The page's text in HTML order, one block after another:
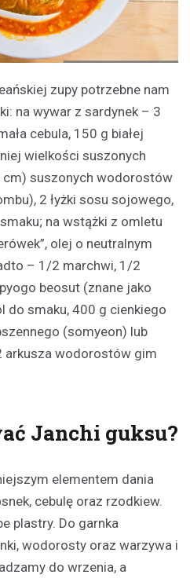
zupy potrzebne nam
na wywar z sardynek – 3
cebula, 150 g białej
wielkości suszonych
cm) suszonych wodorostów
2 łyżki sosu sojowego,
na wstążki z omletu
olej o neutralnym
– 1/2 marchwi, 1/2
beosut (znane jako
do smaku, 400 g cienkiego
(somyeon) lub
arkusza wodorostów gim
Janchi guksu?
elementem dania
cebulę oraz rzodkiew.
plastry. Do garnka
wodorosty oraz warzywa i
do wrzenia, a